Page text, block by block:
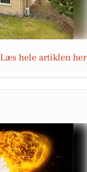
Læs hele artiklen her